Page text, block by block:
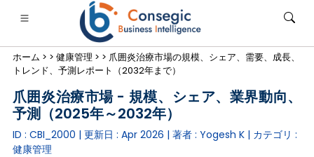
・金融・保険• 消費財 • エネルギーと電力• 食品・飲料
ホーム > > 健康管理 > > 爪囲炎治療市場の規模、シェア、需要、成長、
トレンド、予測レポート（2032年まで）
爪囲炎治療市場 - 規模、シェア、業界動向、
予測（2025年～2032年）
ID : CBI_2000 | 更新日 : Apr 2026 | 著者 : Yogesh K| カテゴリ :
健康管理